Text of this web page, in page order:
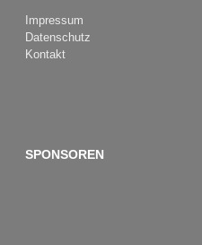
Impressum
Datenschutz
Kontakt
SPONSOREN